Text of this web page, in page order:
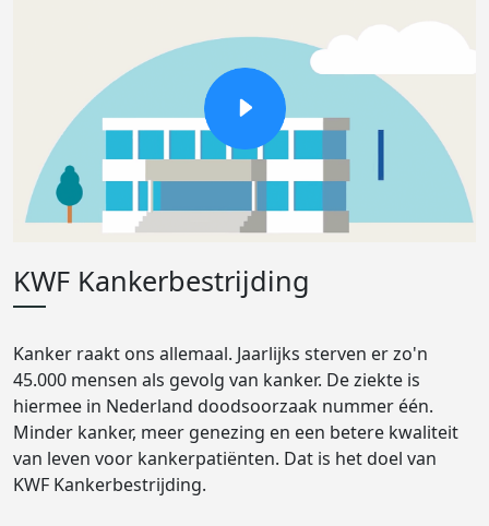
KWF Kankerbestrijding
Kanker raakt ons allemaal. Jaarlijks sterven er zo'n
45.000 mensen als gevolg van kanker. De ziekte is
hiermee in Nederland doodsoorzaak nummer één.
Minder kanker, meer genezing en een betere kwaliteit
van leven voor kankerpatiënten. Dat is het doel van
KWF Kankerbestrijding.